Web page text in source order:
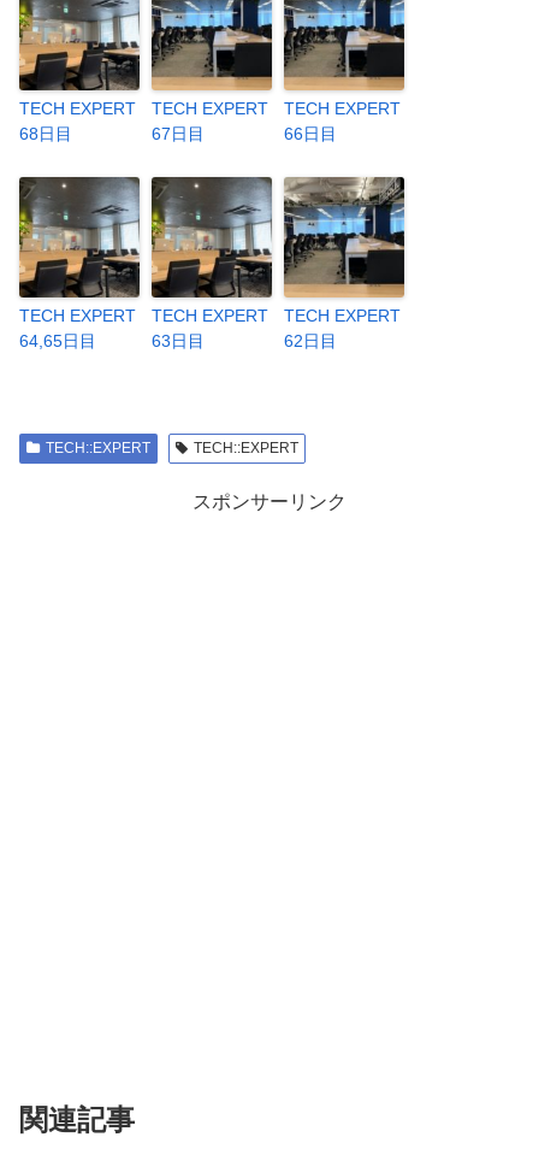
TECH EXPERT
68日目
TECH EXPERT
67日目
TECH EXPERT
66日目
TECH EXPERT
64,65日目
TECH EXPERT
63日目
TECH EXPERT
62日目
TECH::EXPERT TECH::EXPERT
スポンサーリンク
関連記事